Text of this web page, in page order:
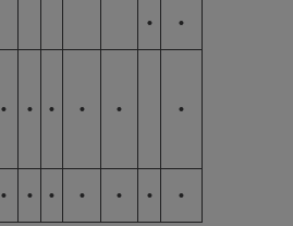
• •
• • • • • •
• • • • • • •